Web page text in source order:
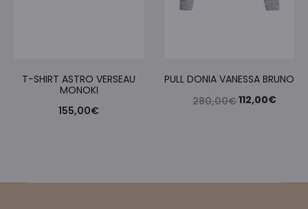
T-SHIRT ASTRO VERSEAU
MONOKI
155,00€
PULL DONIA VANESSA BRUNO
280,00€Le
280,00€.
112,00€